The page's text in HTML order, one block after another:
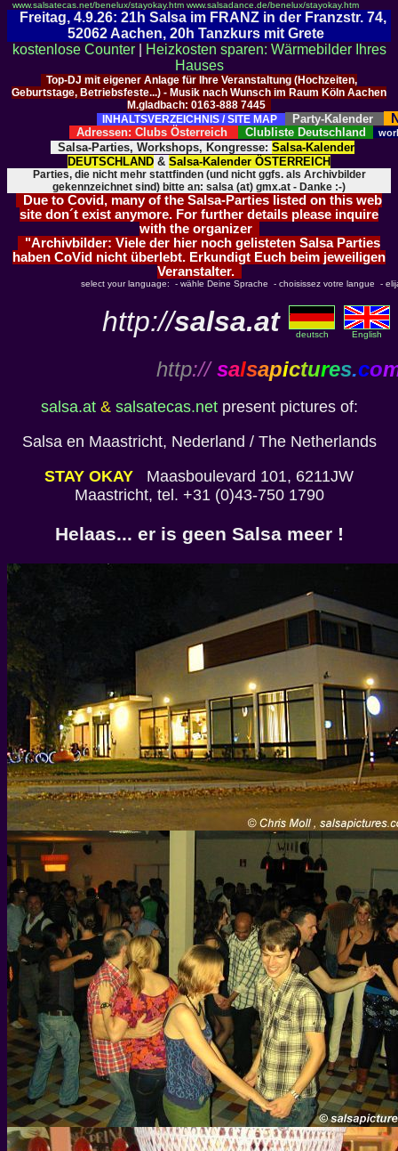
www.salsatecas.net/benelux/stayokay.htm www.salsadance.de/benelux/stayokay.htm
Freitag, 4.9.26: 21h Salsa im FRANZ in der Franzstr. 74,
52062 Aachen, 20h Tanzkurs mit Grete
kostenlose Counter|
Heizkosten sparen: Wärmebilder Ihres
Hauses
Top-DJ mit eigener Anlage für Ihre Veranstaltung (Hochzeiten,
Geburtstage, Betriebsfeste...) - Musik nach Wunsch im Raum Köln Aachen
M.gladbach: 0163-888 7445
INHALTSVERZEICHNIS / SITE MAP
Party-Kalender
Adressen: Clubs Österreich Clubliste Deutschland
Salsa-Parties, Workshops, Kongresse: Salsa-Kalender
DEUTSCHLAND & Salsa-Kalender ÖSTERREICH
Parties, die nicht mehr stattfinden (und nicht ggfs. als Archivbilder
gekennzeichnet sind) bitte an: salsa (at) gmx.at - Danke :-)
Due to Covid, many of the Salsa-Parties listed on this web
site don´t exist anymore. For further details please inquire
with the organizer
"Archivbilder: Viele der hier noch gelisteten Salsa Parties
haben CoVid nicht überlebt. Erkundigt Euch beim jeweiligen
Veranstalter.
select your language: - wähle Deine Sprache - choisissez votre langue -
http://salsa.at deutsch English
http:// salsapictures.co
salsa.at& salsatecas.netpresent pictures of:
Salsa en Maastricht, Nederland / The Netherlands
STAY OKAY Maasboulevard 101, 6211JW
Maastricht, tel. +31 (0)43-750 1790
Helaas... er is geen Salsa meer !